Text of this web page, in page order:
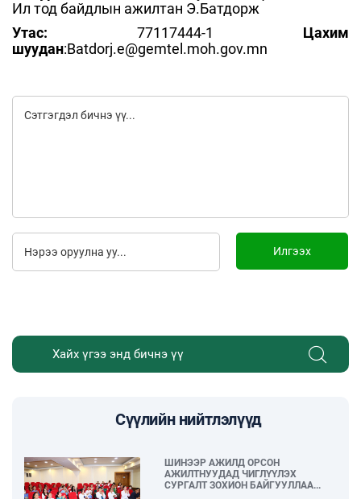
Ил тод байдлын ажилтан Э.Батдорж
Утас: 77117444-1 Цахим
шуудан:Batdorj.e@gemtel.moh.gov.mn
Илгээх
Сүүлийн нийтлэлүүд
ШИНЭЭР АЖИЛД ОРСОН
АЖИЛТНУУДАД ЧИГЛҮҮЛЭХ
СУРГАЛТ ЗОХИОН БАЙГУУЛЛАА...